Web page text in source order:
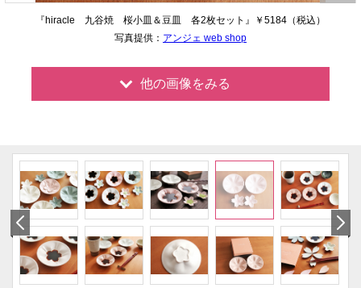
『hiracle 九谷焼 桜小皿＆豆皿 各2枚セット』￥5184（税込）
写真提供： アンジェ web shop
他の画像をみる